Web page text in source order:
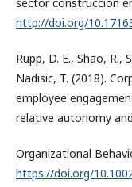
http://doi.org/
Rupp, D. E., Shao, R.,
Nadisic, T. (2018).
employee
relative autonomy
Organizational
https://doi.org/